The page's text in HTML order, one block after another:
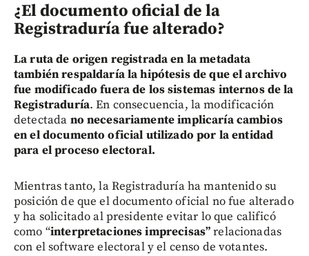
¿El documento oficial de la
Registraduría fue alterado?
La ruta de origen registrada en la metadata
también respaldaría la hipótesis de que el archivo
fue modificado fuera de los sistemas internos de la
Registraduría. En consecuencia, la modificación
detectada no necesariamente implicaría cambios
en el documento oficial utilizado por la entidad
para el proceso electoral.
Mientras tanto, la Registraduría ha mantenido su
posición de que el documento oficial no fue alterado
y ha solicitado al presidente evitar lo que calificó
como “interpretaciones imprecisas”relacionadas
con el software electoral y el censo de votantes.